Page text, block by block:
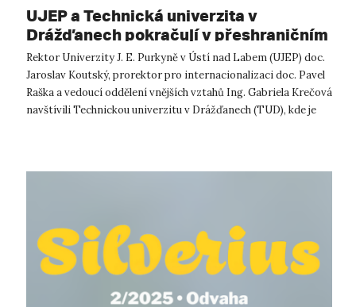
UJEP a Technická univerzita v
Drážďanech pokračují v přeshraničním
strategickém partnerství
Rektor Univerzity J. E. Purkyně v Ústí nad Labem (UJEP) doc.
Jaroslav Koutský, prorektor pro internacionalizaci doc. Pavel
Raška a vedoucí oddělení vnějších vztahů Ing. Gabriela Krečová
navštívili Technickou univerzitu v Drážďanech (TUD), kde je